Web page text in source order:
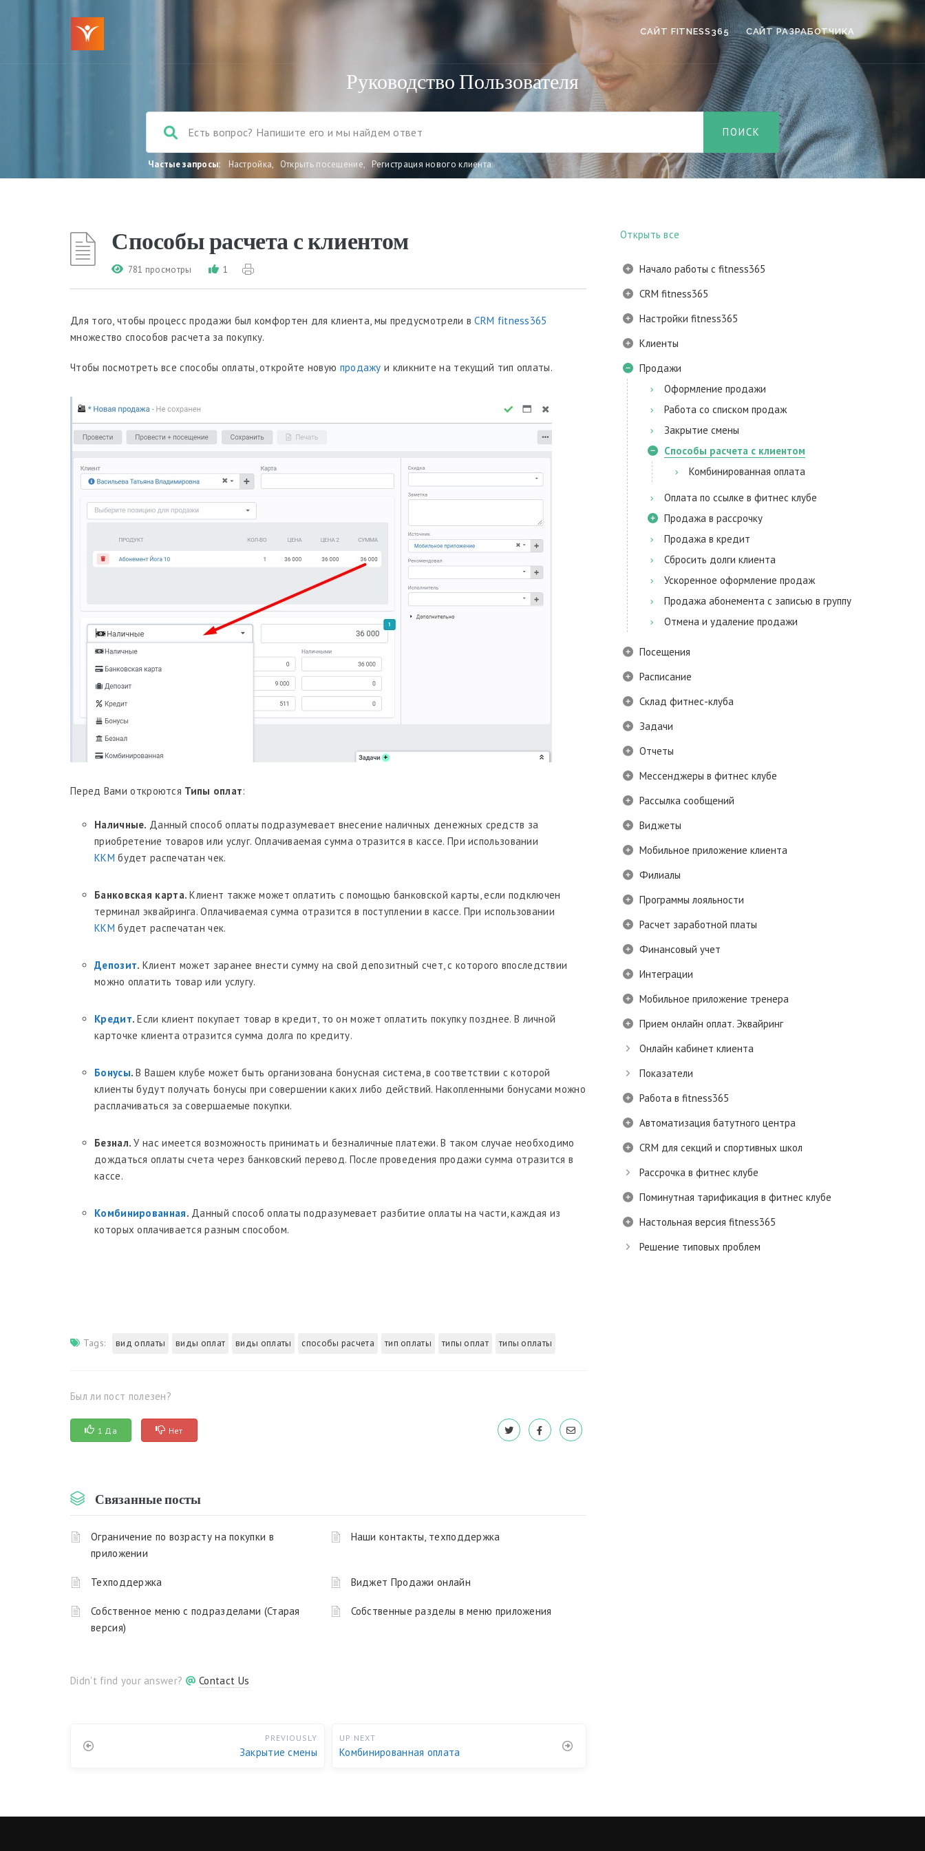
САЙТ FITNESS365 САЙТ РАЗРАБОТЧИКА
Руководство Пользователя
Частые запросы: Настройка, Открыть посещение, Регистрация нового клиента
Способы расчета с клиентом
781 просмотры 1
Для того, чтобы процесс продажи был комфортен для клиента, мы предусмотрели вCRM fitness365
множество способов расчета за покупку.
Чтобы посмотреть все способы оплаты, откройте новую продажу и кликните на текущий тип оплаты.
Перед Вами откроются Типы оплат:
Наличные. Данный способ оплаты подразумевает внесение наличных денежных средств за
приобретение товаров или услуг. Оплачиваемая сумма отразится в кассе. При использовании
ККМ будет распечатан чек.
Банковская карта.Клиент также может оплатить с помощью банковской карты, если подключен
терминал эквайринга. Оплачиваемая сумма отразится в поступлении в кассе. При использовании
ККМ будет распечатан чек.
Депозит. Клиент может заранее внести сумму на свой депозитный счет, с которого впоследствии
можно оплатить товар или услугу.
Кредит.Если клиент покупает товар в кредит, то он может оплатить покупку позднее. В личной
карточке клиента отразится сумма долга по кредиту.
Бонусы.В Вашем клубе может быть организована бонусная система, в соответствии с которой
клиенты будут получать бонусы при совершении каких либо действий. Накопленными бонусами можно
расплачиваться за совершаемые покупки.
Безнал.У нас имеется возможность принимать и безналичные платежи. В таком случае необходимо
дождаться оплаты счета через банковский перевод. После проведения продажи сумма отразится в
кассе.
Комбинированная. Данный способ оплаты подразумевает разбитие оплаты на части, каждая из
которых оплачивается разным способом.
Tags: вид оплаты виды оплат виды оплаты способы расчета тип оплаты типы оплат типы оплаты
Был ли пост полезен?
1 Да Нет
Связанные посты
Ограничение по возрасту на покупки в
приложении
Наши контакты, техподдержка
Техподдержка Виджет Продажи онлайн
Собственное меню с подразделами (Старая
версия)
Собственные разделы в меню приложения
Didn't find your answer? Contact Us
PREVIOUSLY
Закрытие смены
UP NEXT
Комбинированная оплата
Открыть все
Начало работы с fitness365
CRM fitness365
Настройки fitness365
Клиенты
Продажи
Оформление продажи
Работа со списком продаж
Закрытие смены
Способы расчета с клиентом
Комбинированная оплата
Оплата по ссылке в фитнес клубе
Продажа в рассрочку
Продажа в кредит
Сбросить долги клиента
Ускоренное оформление продаж
Продажа абонемента с записью в группу
Отмена и удаление продажи
Посещения
Расписание
Склад фитнес-клуба
Задачи
Отчеты
Мессенджеры в фитнес клубе
Рассылка сообщений
Виджеты
Мобильное приложение клиента
Филиалы
Программы лояльности
Расчет заработной платы
Финансовый учет
Интеграции
Мобильное приложение тренера
Прием онлайн оплат. Эквайринг
Онлайн кабинет клиента
Показатели
Работа в fitness365
Автоматизация батутного центра
CRM для секций и спортивных школ
Рассрочка в фитнес клубе
Поминутная тарификация в фитнес клубе
Настольная версия fitness365
Решение типовых проблем